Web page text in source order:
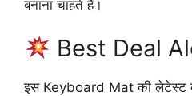
बनाना चाहते हैं।
Best Deal
इस Keyboard Mat की लेटेस्ट